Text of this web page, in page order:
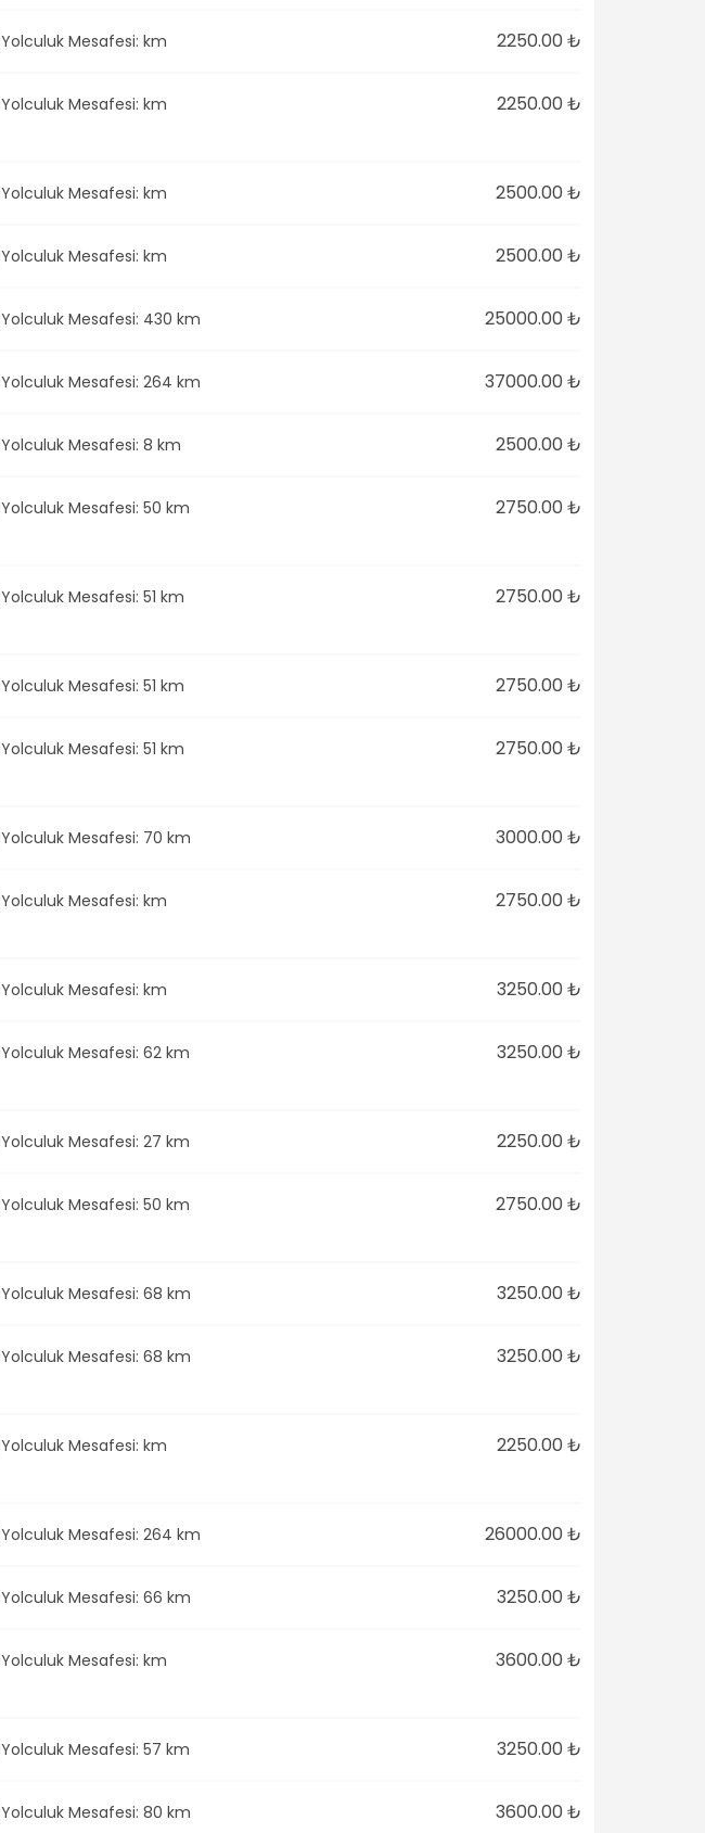
Yolculuk Mesafesi: km 2250.00 ₺
Yolculuk Mesafesi: km 2250.00 ₺
Yolculuk Mesafesi: km 2500.00 ₺
Yolculuk Mesafesi: km 2500.00 ₺
Yolculuk Mesafesi: 430 km 25000.00 ₺
Yolculuk Mesafesi: 264 km 37000.00 ₺
Yolculuk Mesafesi: 8 km 2500.00 ₺
Yolculuk Mesafesi: 50 km 2750.00 ₺
Yolculuk Mesafesi: 51 km 2750.00 ₺
Yolculuk Mesafesi: 51 km 2750.00 ₺
Yolculuk Mesafesi: 51 km 2750.00 ₺
Yolculuk Mesafesi: 70 km 3000.00 ₺
Yolculuk Mesafesi: km 2750.00 ₺
Yolculuk Mesafesi: km 3250.00 ₺
Yolculuk Mesafesi: 62 km 3250.00 ₺
Yolculuk Mesafesi: 27 km 2250.00 ₺
Yolculuk Mesafesi: 50 km 2750.00 ₺
Yolculuk Mesafesi: 68 km 3250.00 ₺
Yolculuk Mesafesi: 68 km 3250.00 ₺
Yolculuk Mesafesi: km 2250.00 ₺
Yolculuk Mesafesi: 264 km 26000.00 ₺
Yolculuk Mesafesi: 66 km 3250.00 ₺
Yolculuk Mesafesi: km 3600.00 ₺
Yolculuk Mesafesi: 57 km 3250.00 ₺
Yolculuk Mesafesi: 80 km 3600.00 ₺